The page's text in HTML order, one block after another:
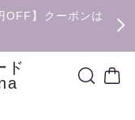
OFF】クーポンは
ド